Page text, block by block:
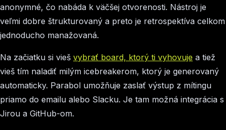
anonymné, čo nabáda k väčšej otvorenosti. Nástroj je
veľmi dobre štrukturovaný a preto je retrospektíva celkom
jednoducho manažovaná.
Na začiatku si vieš vybrať board, ktorý ti vyhovuje a tiež
vieš tím naladiť milým icebreakerom, ktorý je generovaný
automaticky. Parabol umožňuje zaslať výstup z mítingu
priamo do emailu alebo Slacku. Je tam možná integrácia s
Jirou a GitHub-om.